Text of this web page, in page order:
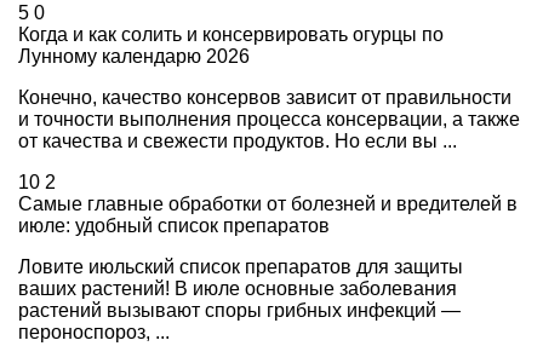
5 0
Когда и как солить и консервировать огурцы по
Лунному календарю 2026
Конечно, качество консервов зависит от правильности
и точности выполнения процесса консервации, а также
от качества и свежести продуктов. Но если вы ...
10 2
Самые главные обработки от болезней и вредителей в
июле: удобный список препаратов
Ловите июльский список препаратов для защиты
ваших растений! В июле основные заболевания
растений вызывают споры грибных инфекций —
пероноспороз, ...